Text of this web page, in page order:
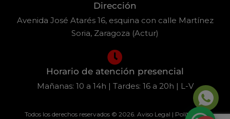
Dirección
Avenida José Atarés 16, esquina con calle Martínez
Soria, Zaragoza (Actur)
Horario de atención presencial
Mañanas: 10 a 14h | Tardes: 16 a 20h | L-V
Todos los derechos reservados © 2026. Aviso Legal | Política de